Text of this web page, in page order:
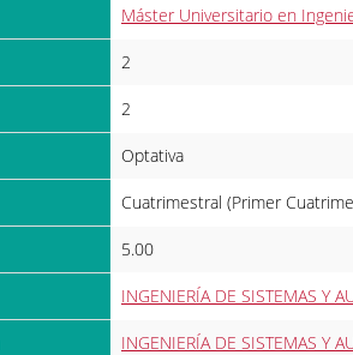
Máster Universitario en
2
2
Optativa
Cuatrimestral (Primer
5.00
INGENIERÍA DE SISTEMAS Y
INGENIERÍA DE SISTEMAS Y